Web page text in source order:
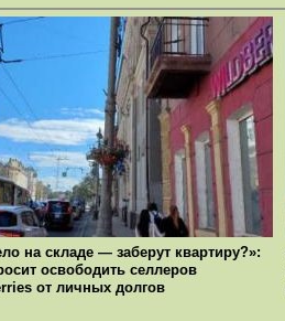
на складе — заберут квартиру?»:
освободить селлеров
от личных долгов